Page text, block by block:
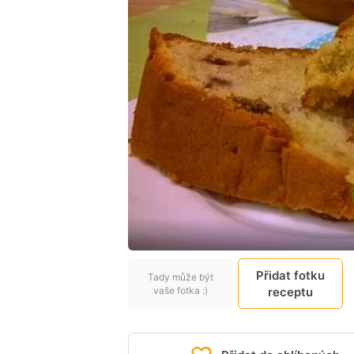
Tady může být
vaše fotka :)
Přidat fotku
receptu